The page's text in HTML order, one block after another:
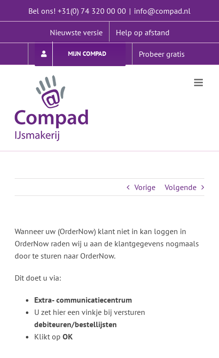
Bel ons! +31(0) 74 320 00 00 | info@compad.nl
Nieuwste versie Help op afstand
MIJN COMPAD Probeer gratis
Vorige Volgende
Wanneer uw (OrderNow) klant niet in kan loggen in
OrderNow raden wij u aan de klantgegevens nogmaals
door te sturen naar OrderNow.
Dit doet u via:
Extra- communicatiecentrum
U zet hier een vinkje bij versturen
debiteuren/bestellijsten
Klikt op OK